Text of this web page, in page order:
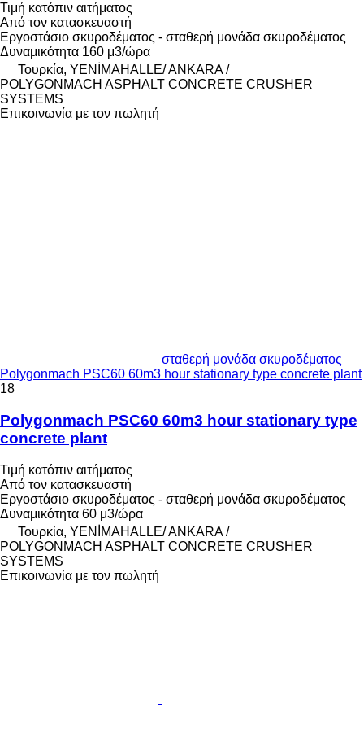
Τιμή κατόπιν αιτήματος
Από τον κατασκευαστή
Εργοστάσιο σκυροδέματος - σταθερή μονάδα σκυροδέματος
Δυναμικότητα 160 μ3/ώρα
Τουρκία, YENİMAHALLE/ ANKARA /
POLYGONMACH ASPHALT CONCRETE CRUSHER
SYSTEMS
Επικοινωνία με τον πωλητή
σταθερή μονάδα σκυροδέματος
Polygonmach PSC60 60m3 hour stationary type concrete plant
18
Polygonmach PSC60 60m3 hour stationary type
concrete plant
Τιμή κατόπιν αιτήματος
Από τον κατασκευαστή
Εργοστάσιο σκυροδέματος - σταθερή μονάδα σκυροδέματος
Δυναμικότητα 60 μ3/ώρα
Τουρκία, YENİMAHALLE/ ANKARA /
POLYGONMACH ASPHALT CONCRETE CRUSHER
SYSTEMS
Επικοινωνία με τον πωλητή